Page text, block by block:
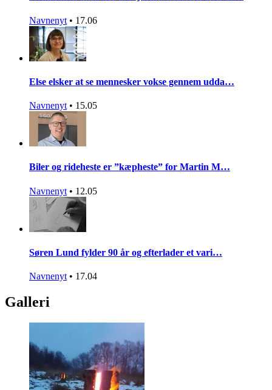
Navnenyt • 17.06
Else elsker at se mennesker vokse gennem udda…
Navnenyt • 15.05
Biler og rideheste er ”kæpheste” for Martin M…
Navnenyt • 12.05
Søren Lund fylder 90 år og efterlader et vari…
Navnenyt • 17.04
Galleri